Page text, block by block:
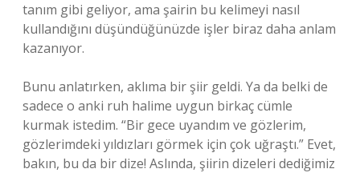
tanım gibi geliyor, ama şairin bu kelimeyi nasıl
kullandığını düşündüğünüzde işler biraz daha anlam
kazanıyor.
Bunu anlatırken, aklıma bir şiir geldi. Ya da belki de
sadece o anki ruh halime uygun birkaç cümle
kurmak istedim. “Bir gece uyandım ve gözlerim,
gözlerimdeki yıldızları görmek için çok uğraştı.” Evet,
bakın, bu da bir dize! Aslında, şiirin dizeleri dediğimiz